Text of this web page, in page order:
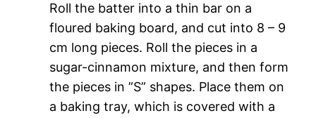
Roll the batter into a thin bar on a
floured baking board, and cut into 8 – 9
cm long pieces. Roll the pieces in a
sugar-cinnamon mixture, and then form
the pieces in ”S” shapes. Place them on
a baking tray, which is covered with a